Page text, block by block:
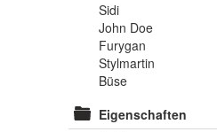
Sidi
John Doe
Furygan
Stylmartin
Büse
Eigenschaften